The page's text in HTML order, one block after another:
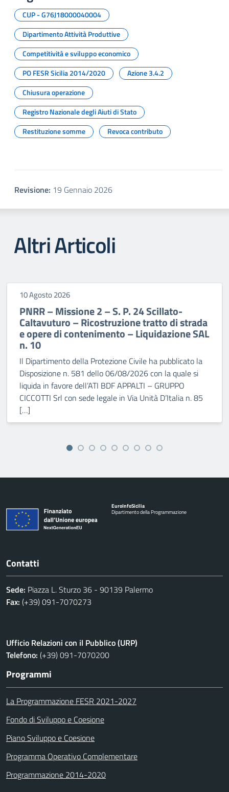
CUP - G76J18000040004
Dipartimento Attività Produttive
Competitività e sviluppo economico
PO FESR Sicilia 2014/2020
Azione 3.4.2
Chiusura operazione
Registro Nazionale degli Aiuti di Stato
Restituzione somme
Revoca contributo
Revisione: 19 Gennaio 2026
Altri Articoli
10 Agosto 2026
PNRR – Missione 2 – S. P. 24 Scillato-
Caltavuturo – Ricostruzione tratto di strada
e opere di contenimento – Liquidazione SAL
n. 10
Il Dipartimento della Protezione Civile ha pubblicato la
Disposizione n. 581 dello 06/08/2026 con la quale si
liquida in favore dell’ATI BDF APPALTI – GRUPPO
CICCOTTI Srl con sede legale in Via Unità D’Italia n. 85
[…]
EuroInfoSicilia
Dipartimento della Programmazione
Contatti
Sede: Piazza L. Sturzo 36 - 90139 Palermo
Fax: (+39) 091-7070273
Ufficio Relazioni con il Pubblico (URP)
Telefono: (+39) 091-7070200
Programmi
La Programmazione FESR 2021-2027
Fondo di Sviluppo e Coesione
Piano Sviluppo e Coesione
Programma Operativo Complementare
Programmazione 2014-2020